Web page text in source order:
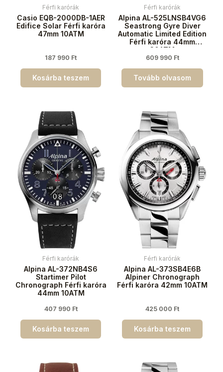
Férfi karórák
Casio EQB-2000DB-1AER
Edifice Solar Férfi karóra
47mm 10ATM
187 990 Ft
Kosárba teszem
Férfi karórák
Alpina AL-525LNSB4VG6
Seastrong Gyre Diver
Automatic Limited Edition
Férfi karóra 44mm
30ATM
609 990 Ft
Tovább olvasom
Férfi karórák
Alpina AL-372NB4S6
Startimer Pilot
Chronograph Férfi karóra
44mm 10ATM
407 990 Ft
Kosárba teszem
Férfi karórák
Alpina AL-373SB4E6B
Alpiner Chronograph
Férfi karóra 42mm 10ATM
425 000 Ft
Kosárba teszem